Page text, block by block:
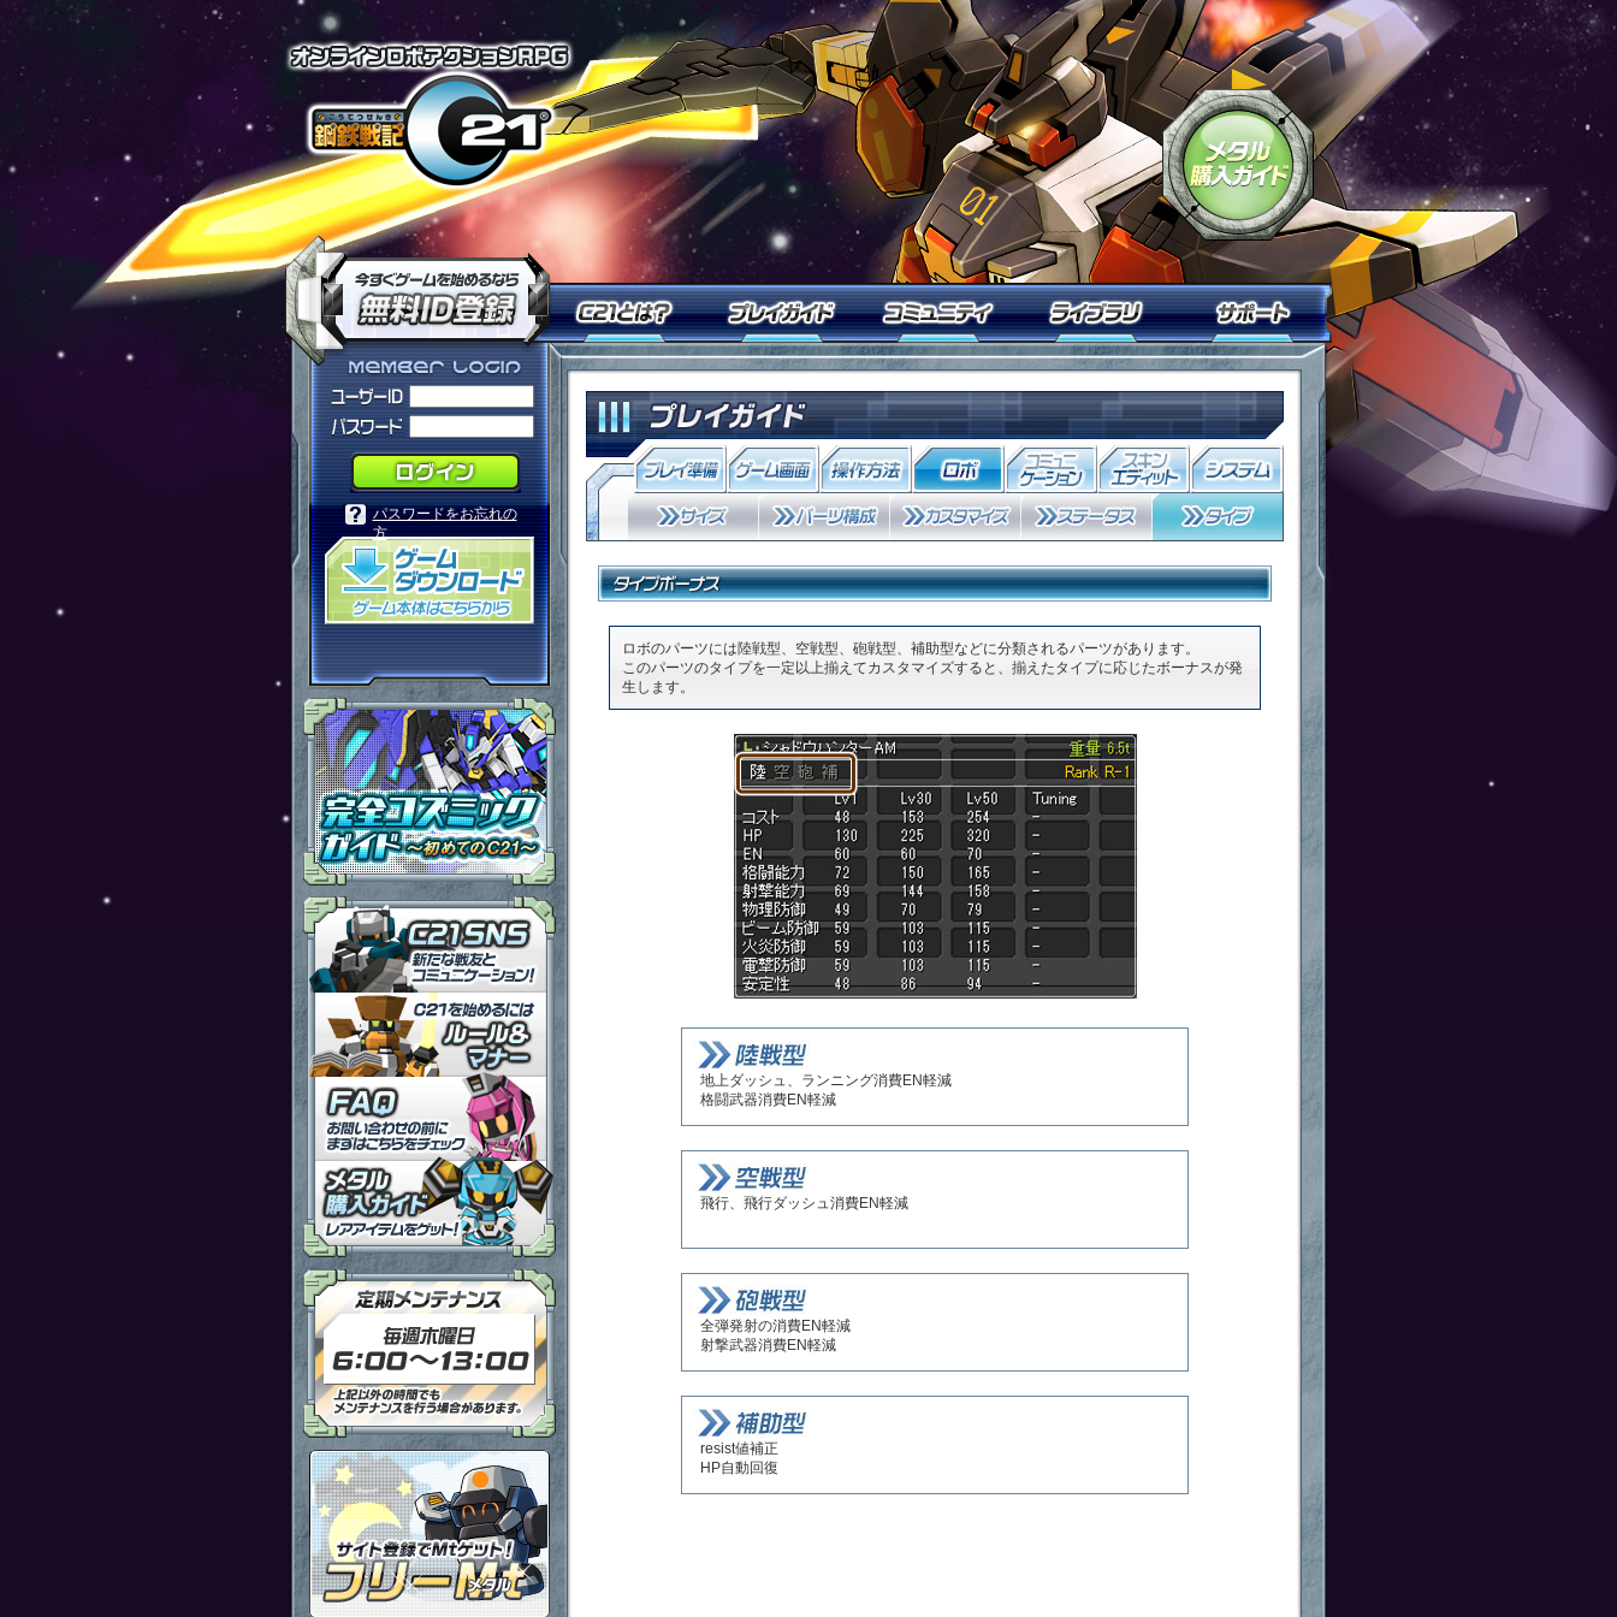
オンラインロボアクションRPG「鋼鉄戦記Ｃ２１」
「鋼鉄戦記Ｃ２１」メタル購入ガイド
Ｃ２１とは？ プレイガイド コミュニティ ライブラリ サポート
今すぐ「鋼鉄戦記Ｃ２１」を始めるなら無料ID登録
「鋼鉄戦記Ｃ２１」メンバーログイン
パスワードをお忘れの
方
「鋼鉄戦記Ｃ２１」ゲームダウンロード
ロボのパーツには陸戦型、空戦型、砲戦型、補助型などに分類されるパーツがあります。
このパーツのタイプを一定以上揃えてカスタマイズすると、揃えたタイプに応じたボーナスが発
生します。
地上ダッシュ、ランニング消費EN軽減
格闘武器消費EN軽減
飛行、飛行ダッシュ消費EN軽減
全弾発射の消費EN軽減
射撃武器消費EN軽減
resist値補正
HP自動回復
「鋼鉄戦記Ｃ２１」ＳＮＳ
「鋼鉄戦記Ｃ２１」ルール＆マナー
「鋼鉄戦記Ｃ２１」ＦＡＱ
メタル購入ガイドはこちらから
定期メンテナンス 毎週木曜日6:00～13:00 上記以外の時間でもメンテナンスを行う場合があります。
ポイント感覚で有料通貨をゲット！｜フリーMt